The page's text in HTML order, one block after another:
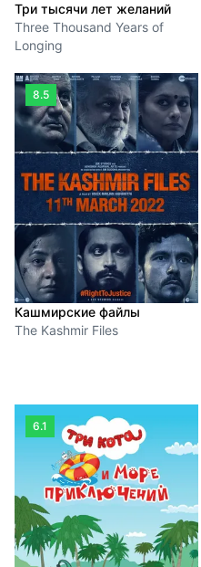
Три тысячи лет желаний
Three Thousand Years of
Longing
8.5
Кашмирские файлы
The Kashmir Files
6.1